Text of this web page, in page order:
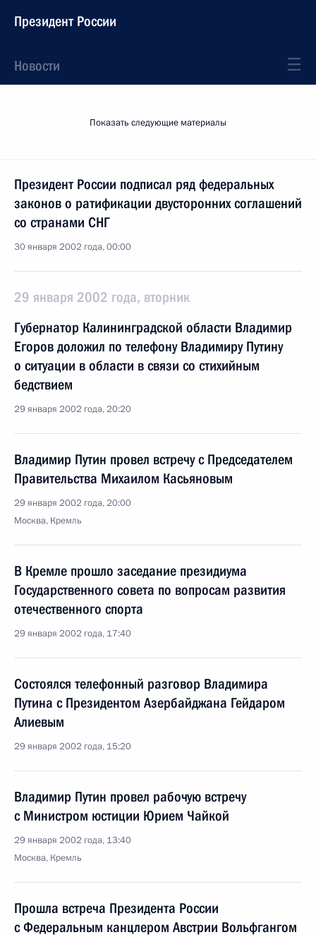
Президент России
Новости
Показать следующие материалы
Президент России подписал ряд федеральных
законов о ратификации двусторонних соглашений
со странами СНГ
30 января 2002 года, 00:00
29 января 2002 года, вторник
Губернатор Калининградской области Владимир
Егоров доложил по телефону Владимиру Путину
о ситуации в области в связи со стихийным
бедствием
29 января 2002 года, 20:20
Владимир Путин провел встречу с Председателем
Правительства Михаилом Касьяновым
29 января 2002 года, 20:00
Москва, Кремль
В Кремле прошло заседание президиума
Государственного совета по вопросам развития
отечественного спорта
29 января 2002 года, 17:40
Состоялся телефонный разговор Владимира
Путина с Президентом Азербайджана Гейдаром
Алиевым
29 января 2002 года, 15:20
Владимир Путин провел рабочую встречу
с Министром юстиции Юрием Чайкой
29 января 2002 года, 13:40
Москва, Кремль
Прошла встреча Президента России
с Федеральным канцлером Австрии Вольфгангом